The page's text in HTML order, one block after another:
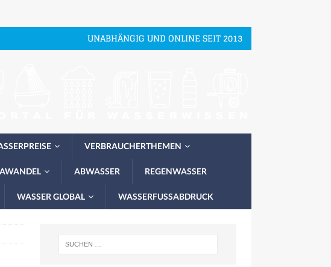
UNABHÄNGIG UND ONLINE SEIT 2013
VERBRAUCHERTHEMEN
ABWASSER REGENWASSER
WASSER GLOBAL WASSERFUSSABDRUCK